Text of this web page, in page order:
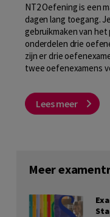
NT2 Oefening is een
dagen lang toegang.
gebruikmaken van het
onderdelen drie
zijn er drie
twee oefenexamens
Lees meer
Meer